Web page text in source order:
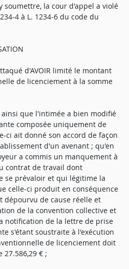
soumettre, la cour d'appel a violé
4 à L. 1234-6 du code du
d'AVOIR limité le montant
de licenciement à la somme
ainsi que l'intimée a bien modifié
composée uniquement de
ci ait donné son accord de façon
d'un avenant ; qu'en
a commis un manquement à
contrat de travail dont
se prévaloir et qui légitime la
celle-ci produit en conséquence
dépourvu de cause réelle et
de la convention collective et
notification de la lettre de prise
s'étant soustraite à l'exécution
de licenciement doit
27.586,29 € ;